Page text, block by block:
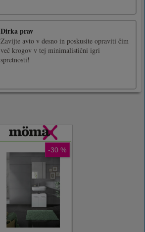
Dirka prav
Zavijte avto v desno in poskusite opraviti čim
več krogov v tej minimalistični igri
spretnosti!